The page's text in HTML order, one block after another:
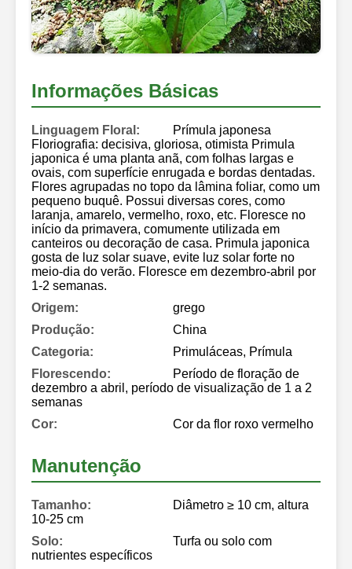
Informações Básicas
Linguagem Floral:
Prímula japonesa
Floriografia: decisiva, gloriosa, otimista Primula
japonica é uma planta anã, com folhas largas e
ovais, com superfície enrugada e bordas dentadas.
Flores agrupadas no topo da lâmina foliar, como um
pequeno buquê. Possui diversas cores, como
laranja, amarelo, vermelho, roxo, etc. Floresce no
início da primavera, comumente utilizada em
canteiros ou decoração de casa. Primula japonica
gosta de luz solar suave, evite luz solar forte no
meio-dia do verão. Floresce em dezembro-abril por
1-2 semanas.
Origem:
grego
Produção:
China
Categoria:
Primuláceas, Prímula
Florescendo:
Período de floração de
dezembro a abril, período de visualização de 1 a 2
semanas
Cor:
Cor da flor roxo vermelho
Manutenção
Tamanho:
Diâmetro ≥ 10 cm, altura
10-25 cm
Solo:
Turfa ou solo com
nutrientes específicos